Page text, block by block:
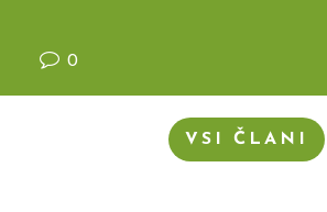
0
VSI ČLANI